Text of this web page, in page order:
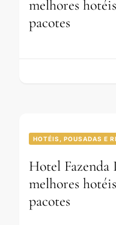
melhores
pacotes
HOTÉIS, POUSADAS E
Hotel Fazenda
melhores
pacotes